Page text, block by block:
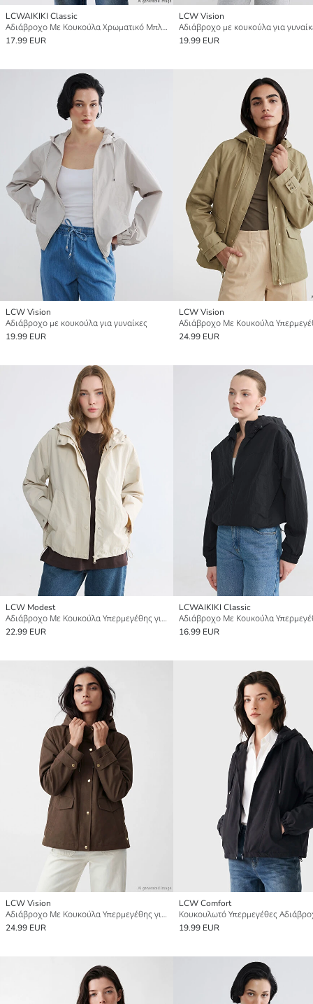
LCWAIKIKI Classic
Αδιάβροχο Με Κουκούλα Χρωματικό Μπλοκ για γυναίκες
17.99 EUR
LCW Vision
Αδιάβροχο με κουκούλα για
19.99 EUR
LCW Vision
Αδιάβροχο με κουκούλα για γυναίκες
19.99 EUR
LCW Vision
24.99 EUR
LCW Modest
Αδιάβροχο Με Κουκούλα Υπερμεγέθης για γυναίκες
22.99 EUR
LCWAIKIKI Classic
16.99 EUR
LCW Vision
Αδιάβροχο Με Κουκούλα Υπερμεγέθης για γυναίκες
24.99 EUR
LCW Comfort
19.99 EUR